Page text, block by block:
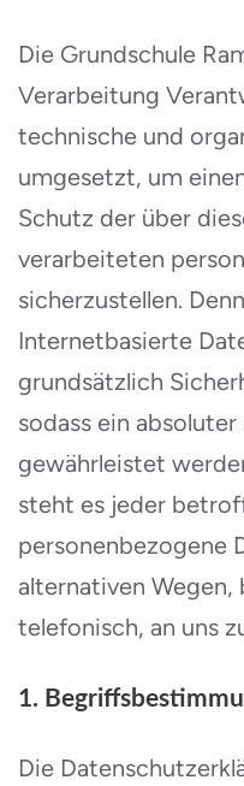
Die Grundschule
Verarbeitung
technische und
umgesetzt, um
Schutz der über
verarbeiteten
sicherzustellen.
Internetbasierte
grundsätzlich
sodass ein
gewährleistet
steht es jeder
personenbezogene
alternativen Wegen,
telefonisch, an uns
1.
Die